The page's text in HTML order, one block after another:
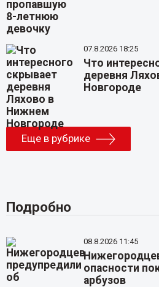
07.8.2026 18:25
Что
деревня
Новгороде
Еще в рубрике
Подробно
08.8.2026 11:45
опасности
арбузов